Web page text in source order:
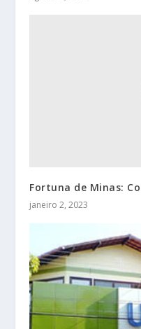
Fortuna de Minas:
janeiro 2, 2023